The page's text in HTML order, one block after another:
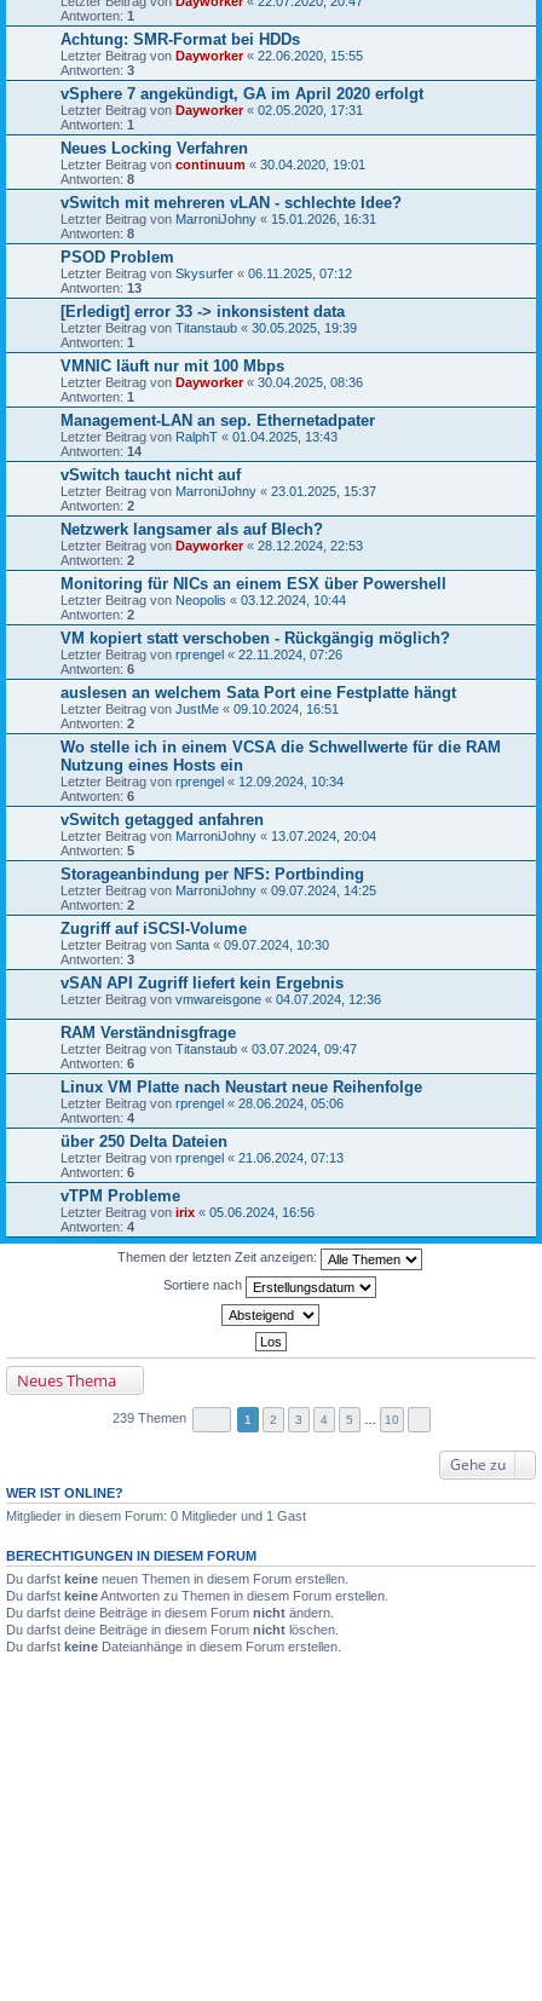
Antworten: 1
Achtung: SMR-Format bei HDDs
Letzter Beitrag von Dayworker« 22.06.2020, 15:55
Antworten: 3
vSphere 7 angekündigt, GA im April 2020 erfolgt
Letzter Beitrag von Dayworker« 02.05.2020, 17:31
Antworten: 1
Neues Locking Verfahren
Letzter Beitrag von continuum « 30.04.2020, 19:01
Antworten: 8
vSwitch mit mehreren vLAN - schlechte Idee?
Letzter Beitrag von MarroniJohny « 15.01.2026, 16:31
Antworten: 8
PSOD Problem
Letzter Beitrag von Skysurfer « 06.11.2025, 07:12
Antworten: 13
[Erledigt] error 33 -> inkonsistent data
Letzter Beitrag von Titanstaub « 30.05.2025, 19:39
Antworten: 1
VMNIC läuft nur mit 100 Mbps
Letzter Beitrag von Dayworker« 30.04.2025, 08:36
Antworten: 1
Management-LAN an sep. Ethernetadpater
Letzter Beitrag von RalphT « 01.04.2025, 13:43
Antworten: 14
vSwitch taucht nicht auf
Letzter Beitrag von MarroniJohny « 23.01.2025, 15:37
Antworten: 2
Netzwerk langsamer als auf Blech?
Letzter Beitrag von Dayworker« 28.12.2024, 22:53
Antworten: 2
Monitoring für NICs an einem ESX über Powershell
Letzter Beitrag von Neopolis « 03.12.2024, 10:44
Antworten: 2
VM kopiert statt verschoben - Rückgängig möglich?
Letzter Beitrag von rprengel « 22.11.2024, 07:26
Antworten: 6
auslesen an welchem Sata Port eine Festplatte hängt
Letzter Beitrag von JustMe « 09.10.2024, 16:51
Antworten: 2
Wo stelle ich in einem VCSA die Schwellwerte für die RAM
Nutzung eines Hosts ein
Letzter Beitrag von rprengel « 12.09.2024, 10:34
Antworten: 6
vSwitch getagged anfahren
Letzter Beitrag von MarroniJohny « 13.07.2024, 20:04
Antworten: 5
Storageanbindung per NFS: Portbinding
Letzter Beitrag von MarroniJohny « 09.07.2024, 14:25
Antworten: 2
Zugriff auf iSCSI-Volume
Letzter Beitrag von Santa « 09.07.2024, 10:30
Antworten: 3
vSAN API Zugriff liefert kein Ergebnis
Letzter Beitrag von vmwareisgone « 04.07.2024, 12:36
RAM Verständnisgfrage
Letzter Beitrag von Titanstaub « 03.07.2024, 09:47
Antworten: 6
Linux VM Platte nach Neustart neue Reihenfolge
Letzter Beitrag von rprengel « 28.06.2024, 05:06
Antworten: 4
über 250 Delta Dateien
Letzter Beitrag von rprengel « 21.06.2024, 07:13
Antworten: 6
vTPM Probleme
Letzter Beitrag von irix « 05.06.2024, 16:56
Antworten: 4
Themen der letzten Zeit anzeigen:
Sortiere nach
Neues Thema
239 Themen 1 2 3 4 5 10
Gehe zu
WER IST ONLINE?
Mitglieder in diesem Forum: 0 Mitglieder und 1 Gast
BERECHTIGUNGEN IN DIESEM FORUM
Du darfst keine neuen Themen in diesem Forum erstellen.
Du darfst keineAntworten zu Themen in diesem Forum erstellen.
Du darfst deine Beiträge in diesem Forum nicht ändern.
Du darfst deine Beiträge in diesem Forum nicht löschen.
Du darfst keine Dateianhänge in diesem Forum erstellen.